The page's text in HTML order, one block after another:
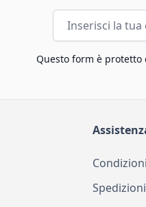
Indirizzo email
Questo form è protetto